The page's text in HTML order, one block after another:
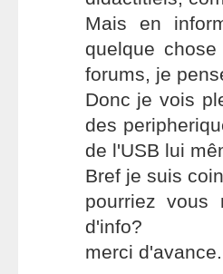
Mais en
quelque
forums, je
Donc je vois
des
de l'USB lui
Bref je suis
pourriez vous
d'info?
merci d'avance.